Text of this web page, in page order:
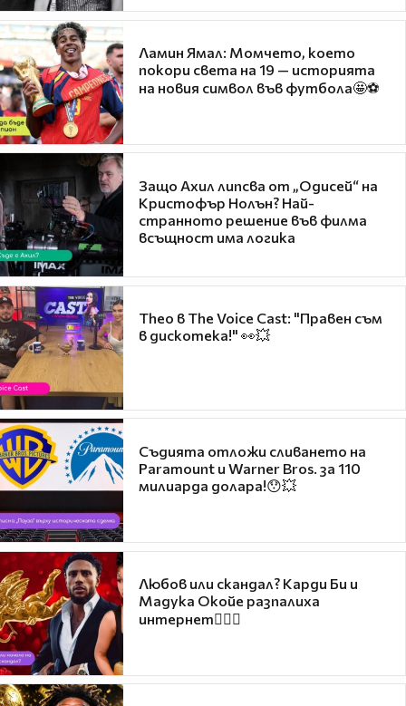
Ламин Ямал: Момчето, което
покори света на 19 — историята
на новия символ във футбола🤩⚽
Защо Ахил липсва от „Одисей“ на
Кристофър Нолън? Най-
странното решение във филма
всъщност има логика
Theo в The Voice Cast: "Правен съм
в дискотека!" 👀💥
Съдията отложи сливането на
Paramount и Warner Bros. за 110
милиарда долара!😯💥
Любов или скандал? Карди Би и
Мадука Окойе разпалиха
интернет❤️‍🔥🔥